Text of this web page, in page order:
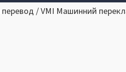
/ VMI Машинний